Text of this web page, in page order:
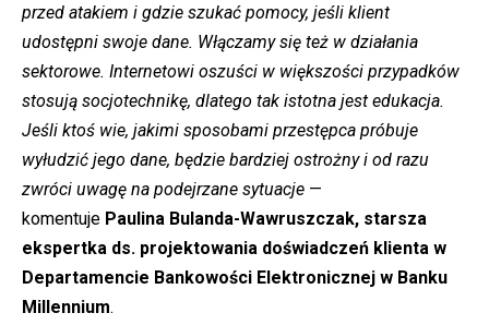
przed atakiem i gdzie szukać pomocy, jeśli klient
udostępni swoje dane. Włączamy się też w działania
sektorowe. Internetowi oszuści w większości przypadków
stosują socjotechnikę, dlatego tak istotna jest edukacja.
Jeśli ktoś wie, jakimi sposobami przestępca próbuje
wyłudzić jego dane, będzie bardziej ostrożny i od razu
zwróci uwagę na podejrzane sytuacje —
komentuje Paulina Bulanda-Wawruszczak, starsza
ekspertka ds. projektowania doświadczeń klienta w
Departamencie Bankowości Elektronicznej w Banku
Millennium.